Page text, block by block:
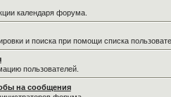
календаря форума.
и поиска при помощи списка
пользователей.
на сообщения